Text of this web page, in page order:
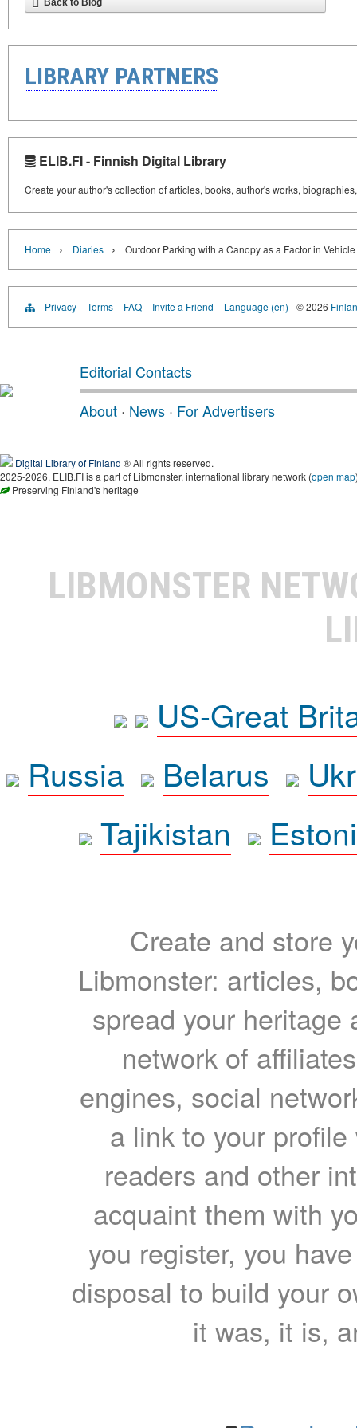
Back to Blog
LIBRARY PARTNERS
ELIB.FI - Finnish Digital Library
Create your author's collection of articles, books, author's works,
Home › Diaries › Outdoor Parking with a Canopy as a Factor in
Privacy Terms FAQ Invite a Friend Language (en) © 2026
Editorial Contacts
About · News · For Advertisers
Digital Library of Finland ® All rights reserved.
2025-2026, ELIB.FI is a part of Libmonster, international library network (open map
Preserving Finland's heritage
LIBMONSTER
US-Great
Russia
Belarus
Tajikistan
Create and store
Libmonster: articles,
spread your heritage
network of
engines, social
a link to your
readers and other
acquaint them with
you register, you
disposal to build your
it was, it is,